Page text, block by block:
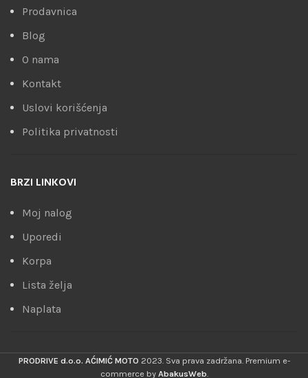
Prodavnica
Blog
O nama
Kontakt
Uslovi korišćenja
Politika privatnosti
BRZI LINKOVI
Moj nalog
Uporedi
Korpa
Lista želja
Naplata
PRODRIVE d.o.o. AĆIMIĆ MOTO 2023. Sva prava zadržana. Premium e-
commerce by AbakusWeb.